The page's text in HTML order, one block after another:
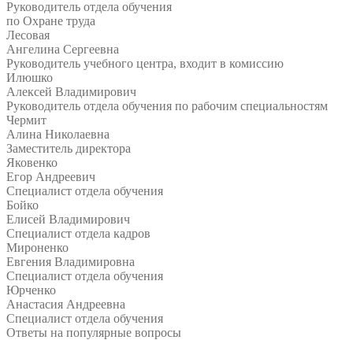
Руководитель отдела обучения
по Охране труда
Лесовая
Ангелина Сергеевна
Руководитель учебного центра, входит в комиссию
Илюшко
Алексей Владимирович
Руководитель отдела обучения по рабочим специальностям
Чермит
Алина Николаевна
Заместитель директора
Яковенко
Егор Андреевич
Специалист отдела обучения
Бойко
Елисей Владимирович
Специалист отдела кадров
Мироненко
Евгения Владимировна
Специалист отдела обучения
Юрченко
Анастасия Андреевна
Специалист отдела обучения
Ответы на популярные вопросы